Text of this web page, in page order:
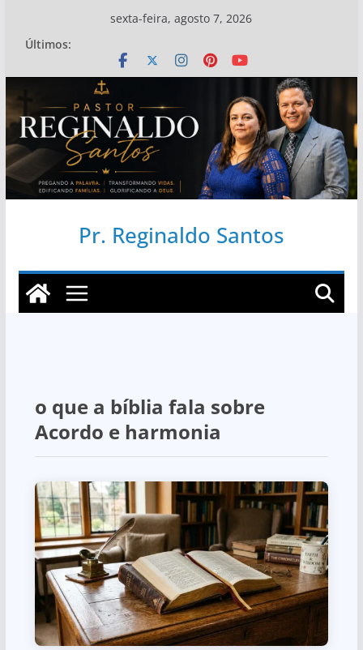
conteúdo
sexta-feira, agosto 7, 2026
Últimos:
Pr. Reginaldo Santos
o que a bíblia fala sobre
Acordo e harmonia